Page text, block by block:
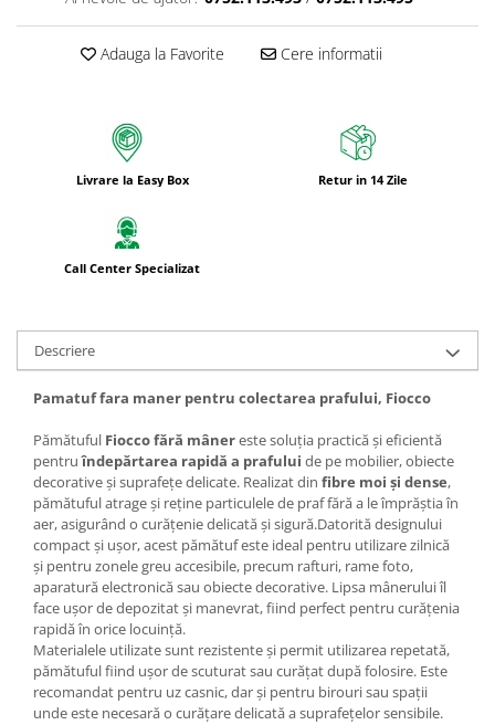
Adauga la Favorite Cere informatii
Livrare la Easy Box Retur in 14 Zile
Call Center Specializat
Descriere
Pamatuf fara maner pentru colectarea prafului, Fiocco
Pămătuful Fiocco fără mânereste soluția practică și eficientă
pentruîndepărtarea rapidă a prafului de pe mobilier, obiecte
decorative și suprafețe delicate. Realizat din fibre moi și dense,
pămătuful atrage și reține particulele de praf fără a le împrăștia în
aer, asigurând o curățenie delicată și sigură.Datorită designului
compact și ușor, acest pămătuf este ideal pentru utilizare zilnică
și pentru zonele greu accesibile, precum rafturi, rame foto,
aparatură electronică sau obiecte decorative. Lipsa mânerului îl
face ușor de depozitat și manevrat, fiind perfect pentru curățenia
rapidă în orice locuință.
Materialele utilizate sunt rezistente și permit utilizarea repetată,
pămătuful fiind ușor de scuturat sau curățat după folosire. Este
recomandat pentru uz casnic, dar și pentru birouri sau spații
unde este necesară o curățare delicată a suprafețelor sensibile.